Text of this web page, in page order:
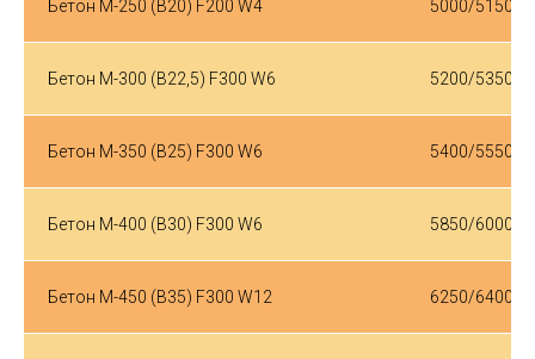
Бетон М-250 (B20) F200 W4 5000/5150
Бетон М-300 (B22,5) F300 W6 5200/5350
Бетон М-350 (B25) F300 W6 5400/5550
Бетон М-400 (B30) F300 W6 5850/6000
Бетон М-450 (B35) F300 W12 6250/6400